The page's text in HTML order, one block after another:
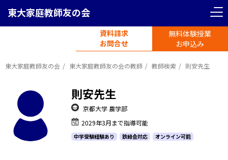
東大家庭教師友の会
資料請求
お問合せ
無料体験授業
お申込み
東大家庭教師友の会 東大家庭教師友の会の教師 教師検索 則安先生
則安先生
京都大学 農学部
2029年3月まで指導可能
中学受験経験あり 鉄緑会対応 オンライン可能